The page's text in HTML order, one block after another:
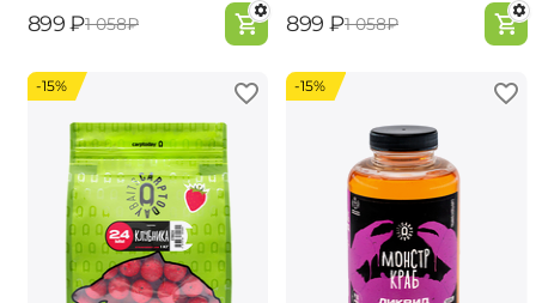
‍899‍ ₽‍1 058‍₽ ‍899‍ ₽‍1 058‍₽
-15% -15%